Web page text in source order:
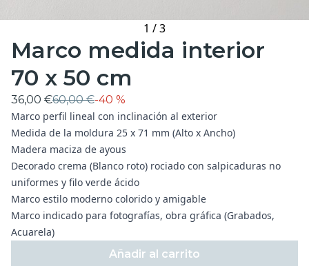
1 /3
Marco medida interior
70 x 50 cm
36,00 €60,00 €-40 %
Marco perfil lineal con inclinación al exterior
Medida de la moldura 25 x 71 mm (Alto x Ancho)
Madera maciza de ayous
Decorado crema (Blanco roto) rociado con salpicaduras no
uniformes y filo verde ácido
Marco estilo moderno colorido y amigable
Marco indicado para fotografías, obra gráfica (Grabados,
Acuarela)
Añadir al carrito